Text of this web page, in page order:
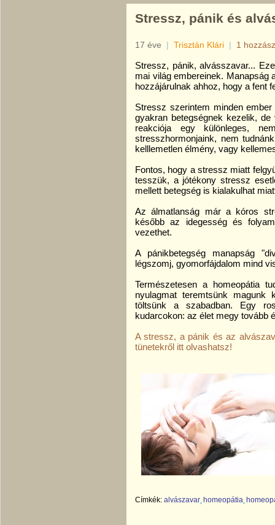
Stressz, pánik és
17 éve | Trisztán Klári | 1
Stressz, pánik, alvásszavar...
mai világ embereinek. Manapság
hozzájárulnak ahhoz, hogy a fent
Stressz szerintem minden
gyakran betegségnek kezelik,
reakciója egy különleges,
stresszhormonjaink, nem
kelllemetlen élmény, vagy
Fontos, hogy a stressz miatt
tesszük, a jótékony stressz
mellett betegség is kialakulhat
Az álmatlanság már a kóros
később az idegesség és
vezethet.
A pánikbetegség manapság
légszomj, gyomorfájdalom mind
Természetesen a homeopátia
nyulagmat teremtsünk
töltsünk a szabadban. Egy
kudarcokon: az élet megy tovább
A stressz, a pánik és az
tünetekről itt olvashatsz!
Címkék: alvászavar homeopátia